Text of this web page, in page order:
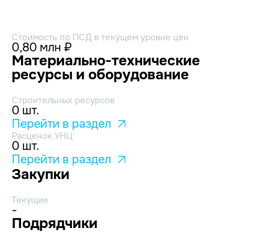
Стоимость по ПСД в текущем уровне цен
0,80 млн ₽
Материально-технические
ресурсы и оборудование
Строительных ресурсов
0 шт.
Перейти в раздел
Расценок УНЦ
0 шт.
Перейти в раздел
Закупки
Текущие
-
Подрядчики